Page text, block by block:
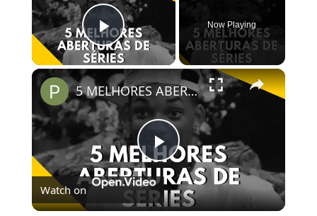
Play Video
Now Playing
×
Play
Video
5 MELHORES ABERTURAS DE SÉRIES | Pipocas Tv #13
Watch on